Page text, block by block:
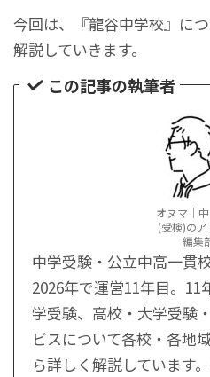
今回は、『龍谷中学校』に
解説していきます。
この記事の執筆者
オヌマ｜
(受検)の
編集
中学受験・公立中高一貫
2026年で運営11年目。11
学受験、高校・大学受験
ビスについて各校・各地
ら詳しく解説しています